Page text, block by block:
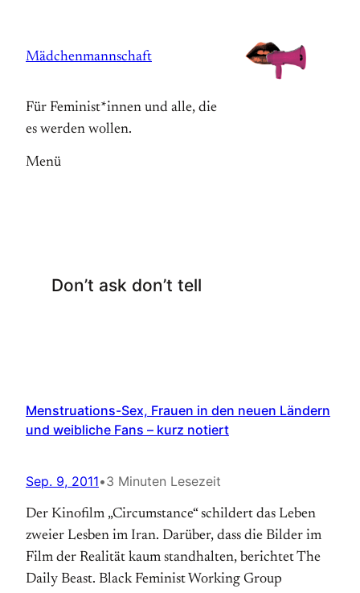
springen
Mädchenmannschaft
Für Feminist*innen und alle, die
es werden wollen.
Menü
Don’t ask don’t tell
Menstruations-Sex, Frauen in den neuen Ländern
und weibliche Fans – kurz notiert
Sep. 9, 2011•3 Minuten Lesezeit
Der Kinofilm „Circumstance“ schildert das Leben
zweier Lesben im Iran. Darüber, dass die Bilder im
Film der Realität kaum standhalten, berichtet The
Daily Beast. Black Feminist Working Group